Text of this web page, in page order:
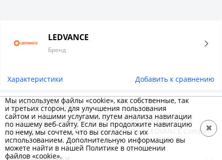
LEDVANCE
Бренд
Характеристики Добавить к сравнению
Описание товара
Панель светодиодная ДВО-28/25/22Вт 1200х300 3000K
3640/3250/2900лм CRI80 IP40/IP20 белый LEDVANCE Comfort
Характеристики
Мы используем файлы «cookie», как собственные, так
и третьих сторон, для улучшения пользования
сайтом и нашими услугами, путем анализа навигации
по нашему веб-сайту. Если вы продолжите навигацию
по нему, мы сочтем, что вы согласны с их
использованием. Дополнительную информацию вы
можете найти в нашей Политике в отношении
файлов «cookie».
✖